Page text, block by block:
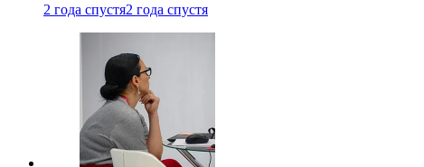
2 года спустя2 года спустя